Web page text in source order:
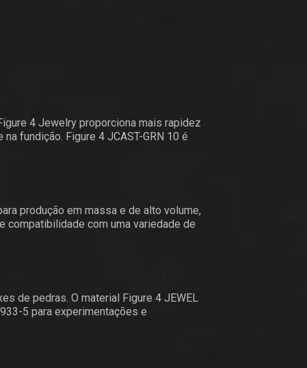
4 Jewelry proporciona mais rapidez
fundição. Figure 4 JCAST-GRN 10 é
produção em massa e de alto volume,
compatibilidade com uma variedade de
de pedras. O material Figure 4 JEWEL
5 para experimentações e